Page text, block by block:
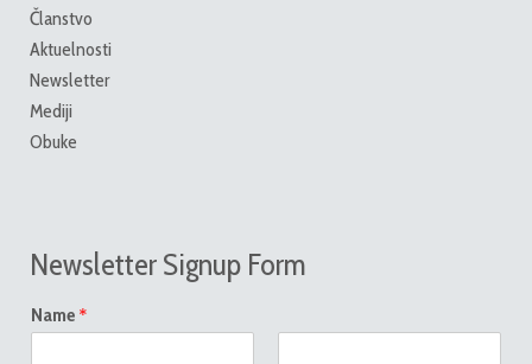
Članstvo
Aktuelnosti
Newsletter
Mediji
Obuke
Newsletter Signup Form
Name *